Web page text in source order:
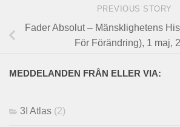
PREVIOUS STORY
Fader Absolut – Mänsklighetens
För Förändring), 1 maj,
MEDDELANDEN FRÅN ELLER VIA:
3I Atlas (2)